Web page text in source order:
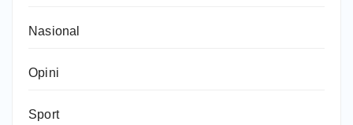
Nasional
Opini
Sport